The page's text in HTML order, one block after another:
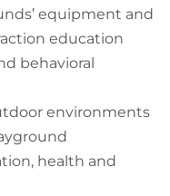
equipment and
education
behavioral
environments
health and